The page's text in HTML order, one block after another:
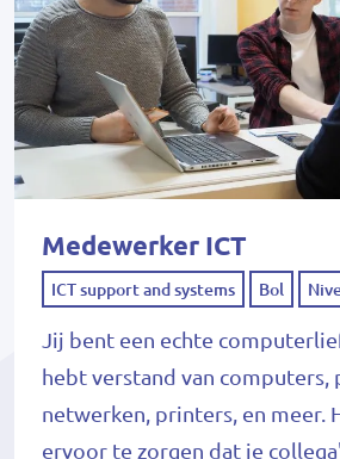
Medewerker ICT
ICT support and systems Bol
Jij bent een echte
hebt verstand van computers,
netwerken, printers, en meer.
ervoor te zorgen dat je